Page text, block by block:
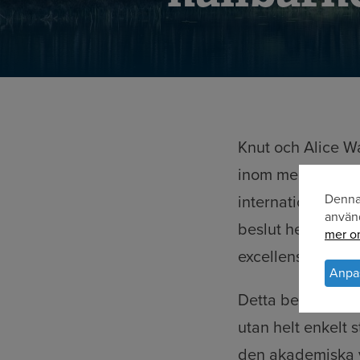
Knut och Alice
inom medicin,
internationella
beslut helt och
excellens.
Detta betyder
utan helt enkelt
den
av
mer